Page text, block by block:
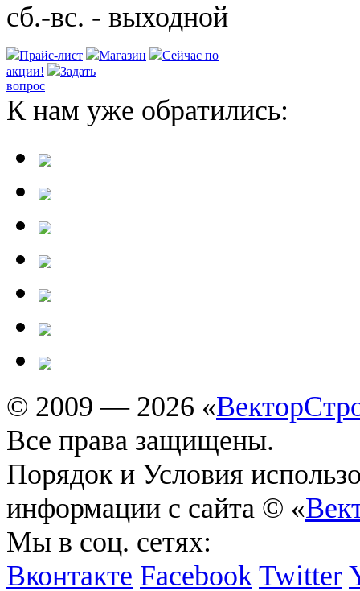
сб.-вс. - выходной
Прайс-лист Магазин
Сейчас по
акции!
Задать
вопрос
К нам уже обратились:
© 2009 — 2026 «
Все права защищены.
Порядок и Условия
информации с сайта © «
Мы в соц. сетях:
Вконтакте Facebook Twitter